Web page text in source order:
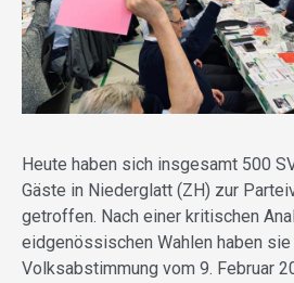
Heute haben sich insgesamt 500
Gäste in Niederglatt (ZH) zur
getroffen. Nach einer kritischen
eidgenössischen Wahlen haben
Volksabstimmung vom 9. Februar